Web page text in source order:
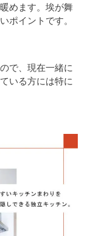
めます。埃が舞
ポイントです。
で、現在一緒に
いる方には特に